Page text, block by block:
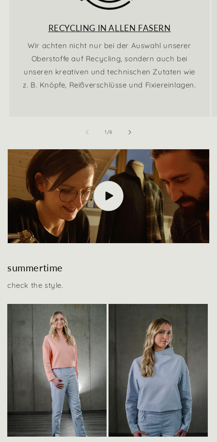
RECYCLING IN ALLEN FASERN
Wir achten nicht nur bei der Auswahl unserer
Oberstoffe auf Recycling, sondern auch bei
unseren kreativen und technischen Zutaten wie
z. B. Knöpfe, Reißverschlüsse und Fixiereinlagen.
1/von
6
summertime
check the style.